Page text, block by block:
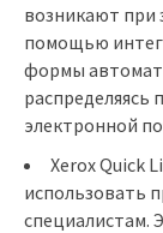
возникают при
помощью
формы
электронной
Xerox Quick
использовать
специалистам.